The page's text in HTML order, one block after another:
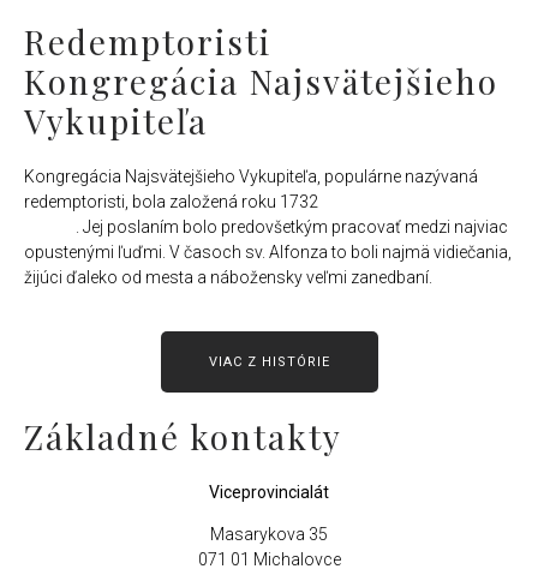
Redemptoristi
Kongregácia Najsvätejšieho
Vykupiteľa
Kongregácia Najsvätejšieho Vykupiteľa, populárne nazývaná
redemptoristi, bola založená roku 1732
. Jej poslaním bolo predovšetkým pracovať medzi najviac
opustenými ľuďmi. V časoch sv. Alfonza to boli najmä vidiečania,
žijúci ďaleko od mesta a nábožensky veľmi zanedbaní.
VIAC Z HISTÓRIE
Základné kontakty
Viceprovincialát
Masarykova 35
071 01 Michalovce